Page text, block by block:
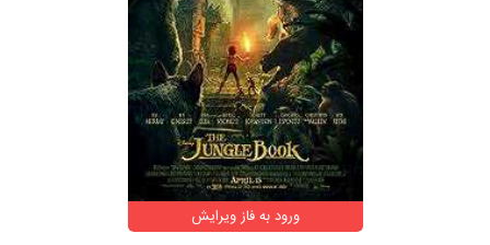
ورود به فاز ویرایش